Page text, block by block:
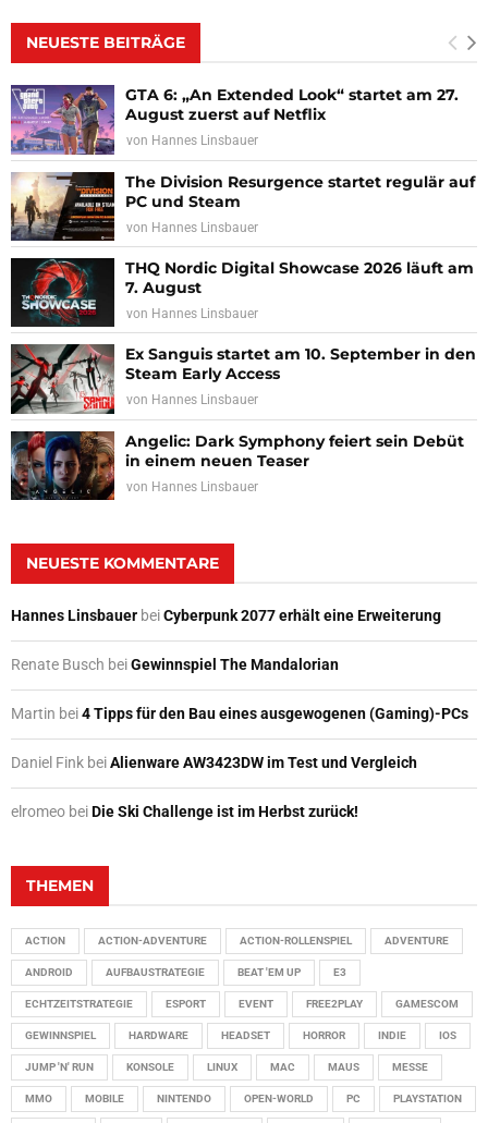
NEUESTE BEITRÄGE
GTA 6: „An Extended Look“ startet am 27.
August zuerst auf Netflix
von Hannes Linsbauer
The Division Resurgence startet regulär auf
PC und Steam
von Hannes Linsbauer
THQ Nordic Digital Showcase 2026 läuft am
7. August
von Hannes Linsbauer
Ex Sanguis startet am 10. September in den
Steam Early Access
von Hannes Linsbauer
Angelic: Dark Symphony feiert sein Debüt
in einem neuen Teaser
von Hannes Linsbauer
NEUESTE KOMMENTARE
Hannes Linsbauer beiCyberpunk 2077 erhält eine Erweiterung
Renate Busch beiGewinnspiel The Mandalorian
Martin bei4 Tipps für den Bau eines ausgewogenen (Gaming)-PCs
Daniel Fink beiAlienware AW3423DW im Test und Vergleich
elromeo beiDie Ski Challenge ist im Herbst zurück!
THEMEN
ACTION ACTION-ADVENTURE ACTION-ROLLENSPIEL ADVENTURE
ANDROID AUFBAUSTRATEGIE BEAT 'EM UP E3
ECHTZEITSTRATEGIE ESPORT EVENT FREE2PLAY GAMESCOM
GEWINNSPIEL HARDWARE HEADSET HORROR INDIE IOS
JUMP 'N' RUN KONSOLE LINUX MAC MAUS MESSE
MMO MOBILE NINTENDO OPEN-WORLD PC PLAYSTATION